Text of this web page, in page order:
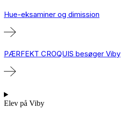
Hue-eksaminer og dimission
PÆRFEKT CROQUIS besøger Viby
Elev på Viby